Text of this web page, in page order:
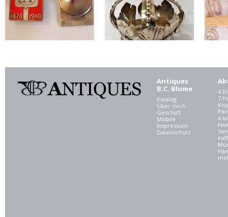
Antiques
B.C. Blume
Katalog
Über mich
Geschäft
Mobile
Impressum
Datenschutz
4
7
6